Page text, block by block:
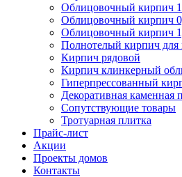
Облицовочный кирпич
Облицовочный кирпич
Облицовочный кирпич
Полнотелый кирпич для
Кирпич рядовой
Кирпич клинкерный
Гиперпрессованный
Декоративная каменная
Сопутствующие товары
Тротуарная плитка
Прайс-лист
Акции
Проекты домов
Контакты